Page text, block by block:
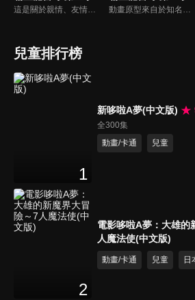
這是關於親情、友情、勇氣和愛的故事。很久以前，有一隻特別的霸王龍叫雷奇。在尚未孵化時，雷奇就被一隻雌性慈母龍撿回家，成為食草恐龍家庭的一員。身為食肉恐龍的他，有捕食者的本能，但媽媽的細心教導讓他明白，不能傷害他人，雷奇努力克制，成為一隻外表兇猛，但心地善良的霸王龍。在與家人、朋友、鄰居們的相處，雷奇與性格各異的恐龍朋友們相互理解、陪伴，體會親情、友情的溫暖，學會勇敢和愛，一起快樂生活，慢慢長大。 動畫原型來自於知名繪本《你看起來好像很好吃》恐龍系列。這是發生在恐龍們之間溫馨且治癒的故事，關於親情、友情、勇氣和愛。在遙遠的白堊紀時代，生活著許多不同種類、性格各異的恐龍，故事主角霸王龍雷奇，他外表兇悍，內心溫柔，熱心腸的他，總是努力幫助小夥伴們化解各種危機。年復一年，雷奇和小夥伴們相互理解扶持，在恐龍世界裡快樂生活，慢慢長大…
兒童排行榜
1
新哆啦A夢(中文版)
全300集
動畫/卡通
兒童
2
電影哆啦A夢：大雄的
人魔法使(中文版)
動畫/卡通 兒童 日